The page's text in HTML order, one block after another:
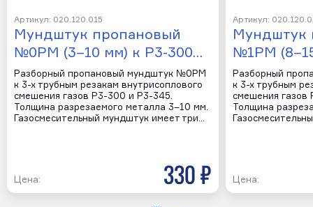
Артикул: 020.120.015
Мундштук пропановый
№0PM (3–10 мм) к Р3-300…
Разборный пропановый мундштук №0PM
к 3-х трубным резакам внутрисоплового
смешения газов Р3-300 и Р3-345.
Толщина разрезаемого металла 3–10 мм.
Газосмесительный мундштук имеет три…
Цена: 330 р
Артикул:
Мундштук
№1PM
Разборный
к 3-х трубным
смешения газов
Толщина
Цена: